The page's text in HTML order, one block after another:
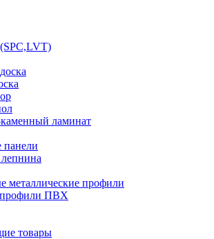
ламинат
панели
металлические профили
ПВХ
товары